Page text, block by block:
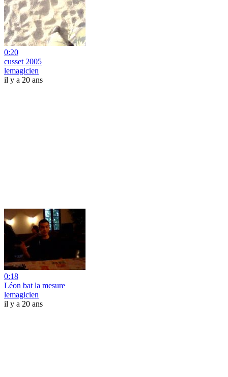
0:20
cusset 2005
lemagicien
il y a 20 ans
0:18
Léon bat la mesure
lemagicien
il y a 20 ans